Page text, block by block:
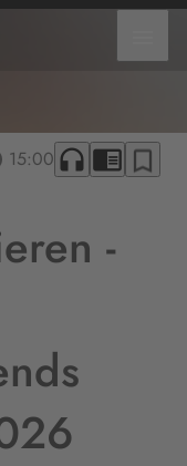
15:00 headphones chrome_reader_mode bookmark_border
-